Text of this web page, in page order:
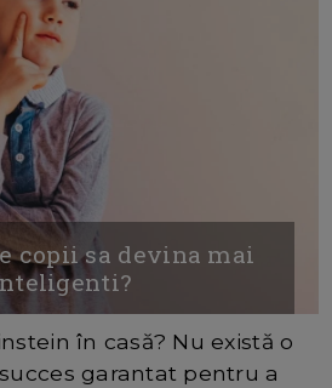
copii sa devina mai
în casă? Nu există o
garantat pentru a